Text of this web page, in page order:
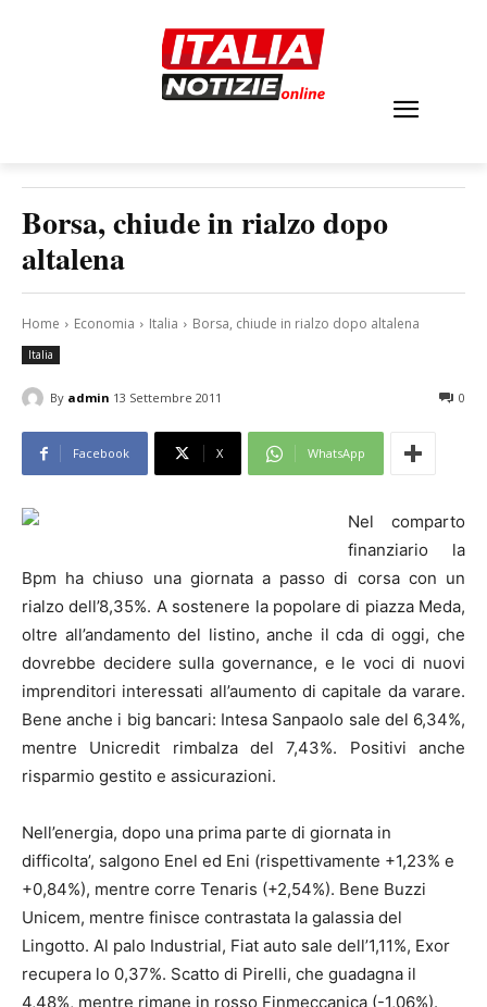
Borsa, chiude in rialzo dopo
altalena
Home Economia Italia Borsa, chiude in rialzo dopo altalena
Italia
By admin 13 Settembre 2011 0
Facebook X WhatsApp
Nel comparto
finanziario la
Bpm ha chiuso una giornata a passo di corsa con un
rialzo dell’8,35%. A sostenere la popolare di piazza Meda,
oltre all’andamento del listino, anche il cda di oggi, che
dovrebbe decidere sulla governance, e le voci di nuovi
imprenditori interessati all’aumento di capitale da varare.
Bene anche i big bancari: Intesa Sanpaolo sale del 6,34%,
mentre Unicredit rimbalza del 7,43%. Positivi anche
risparmio gestito e assicurazioni.
Nell’energia, dopo una prima parte di giornata in
difficolta’, salgono Enel ed Eni (rispettivamente +1,23% e
+0,84%), mentre corre Tenaris (+2,54%). Bene Buzzi
Unicem, mentre finisce contrastata la galassia del
Lingotto. Al palo Industrial, Fiat auto sale dell’1,11%, Exor
recupera lo 0,37%. Scatto di Pirelli, che guadagna il
4,48%, mentre rimane in rosso Finmeccanica (-1,06%).